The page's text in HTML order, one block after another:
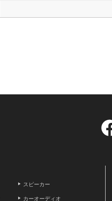
スピーカー
カーオーディオ